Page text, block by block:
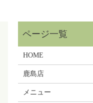
HOME
鹿島店
メニュー